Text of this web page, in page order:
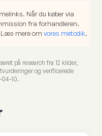
Når du køber via
fra forhandleren.
Læs mere om vores metodik.
på research fra 12 kilder,
og verificerede
04-10.